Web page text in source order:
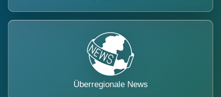
Überregionale News